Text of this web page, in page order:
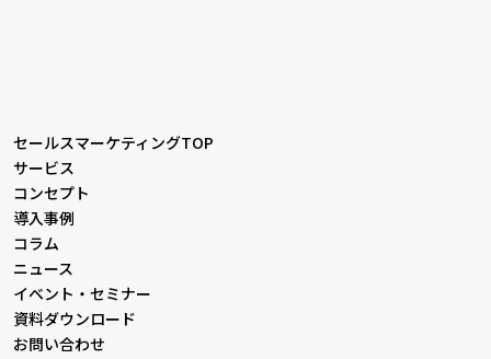
セールスマーケティングTOP
サービス
コンセプト
導入事例
コラム
ニュース
イベント・セミナー
資料ダウンロード
お問い合わせ